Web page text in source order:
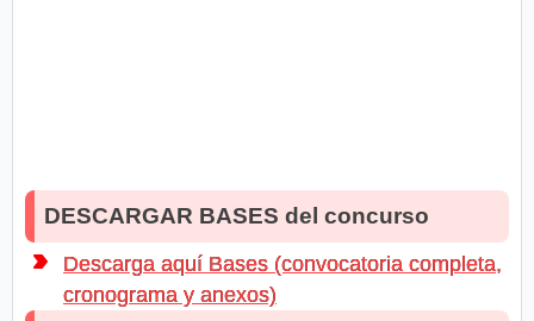
DESCARGAR BASES del concurso
Descarga aquí Bases (convocatoria completa,
cronograma y anexos)